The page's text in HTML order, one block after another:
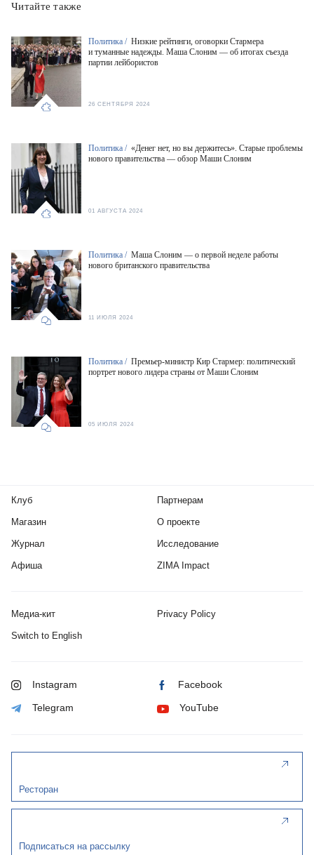
Читайте также
Политика / Низкие рейтинги, оговорки Стармера
и туманные надежды. Маша Слоним — об итогах съезда
партии лейбористов
26 СЕНТЯБРЯ 2024
Политика / «Денег нет, но вы держитесь». Старые проблемы
нового правительства — обзор Маши Слоним
01 АВГУСТА 2024
Политика / Маша Слоним — о первой неделе работы
нового британского правительства
11 ИЮЛЯ 2024
Политика / Премьер-министр Кир Стармер: политический
портрет нового лидера страны от Маши Слоним
05 ИЮЛЯ 2024
Клуб
Магазин
Журнал
Афиша
Партнерам
О проекте
Исследование
ZIMA Impact
Медиа-кит Privacy Policy
Switch to English
Instagram Facebook
Telegram YouTube
Ресторан
Подписаться на рассылку